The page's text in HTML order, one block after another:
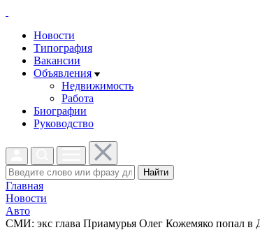
Новости
Типография
Вакансии
Объявления
Недвижимость
Работа
Биографии
Руководство
Найти
Главная
Новости
Авто
СМИ: экс глава Приамурья Олег Кожемяко попал в